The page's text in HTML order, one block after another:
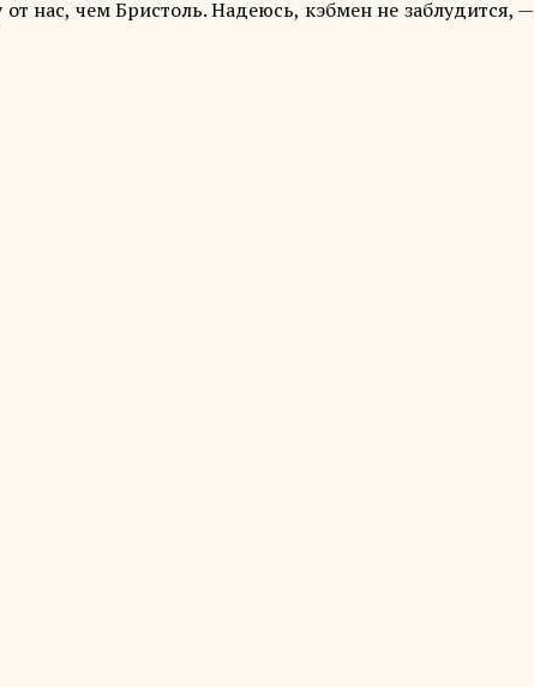
нас, чем Бристоль. Надеюсь, кэбмен не заблудится, —